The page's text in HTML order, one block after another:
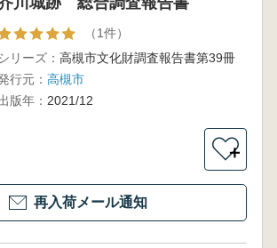
（1件）
リーズ： 高槻市文化財調査報告書第39冊
行元： 高槻市
版年： 2021/12
＋
再入荷メール通知